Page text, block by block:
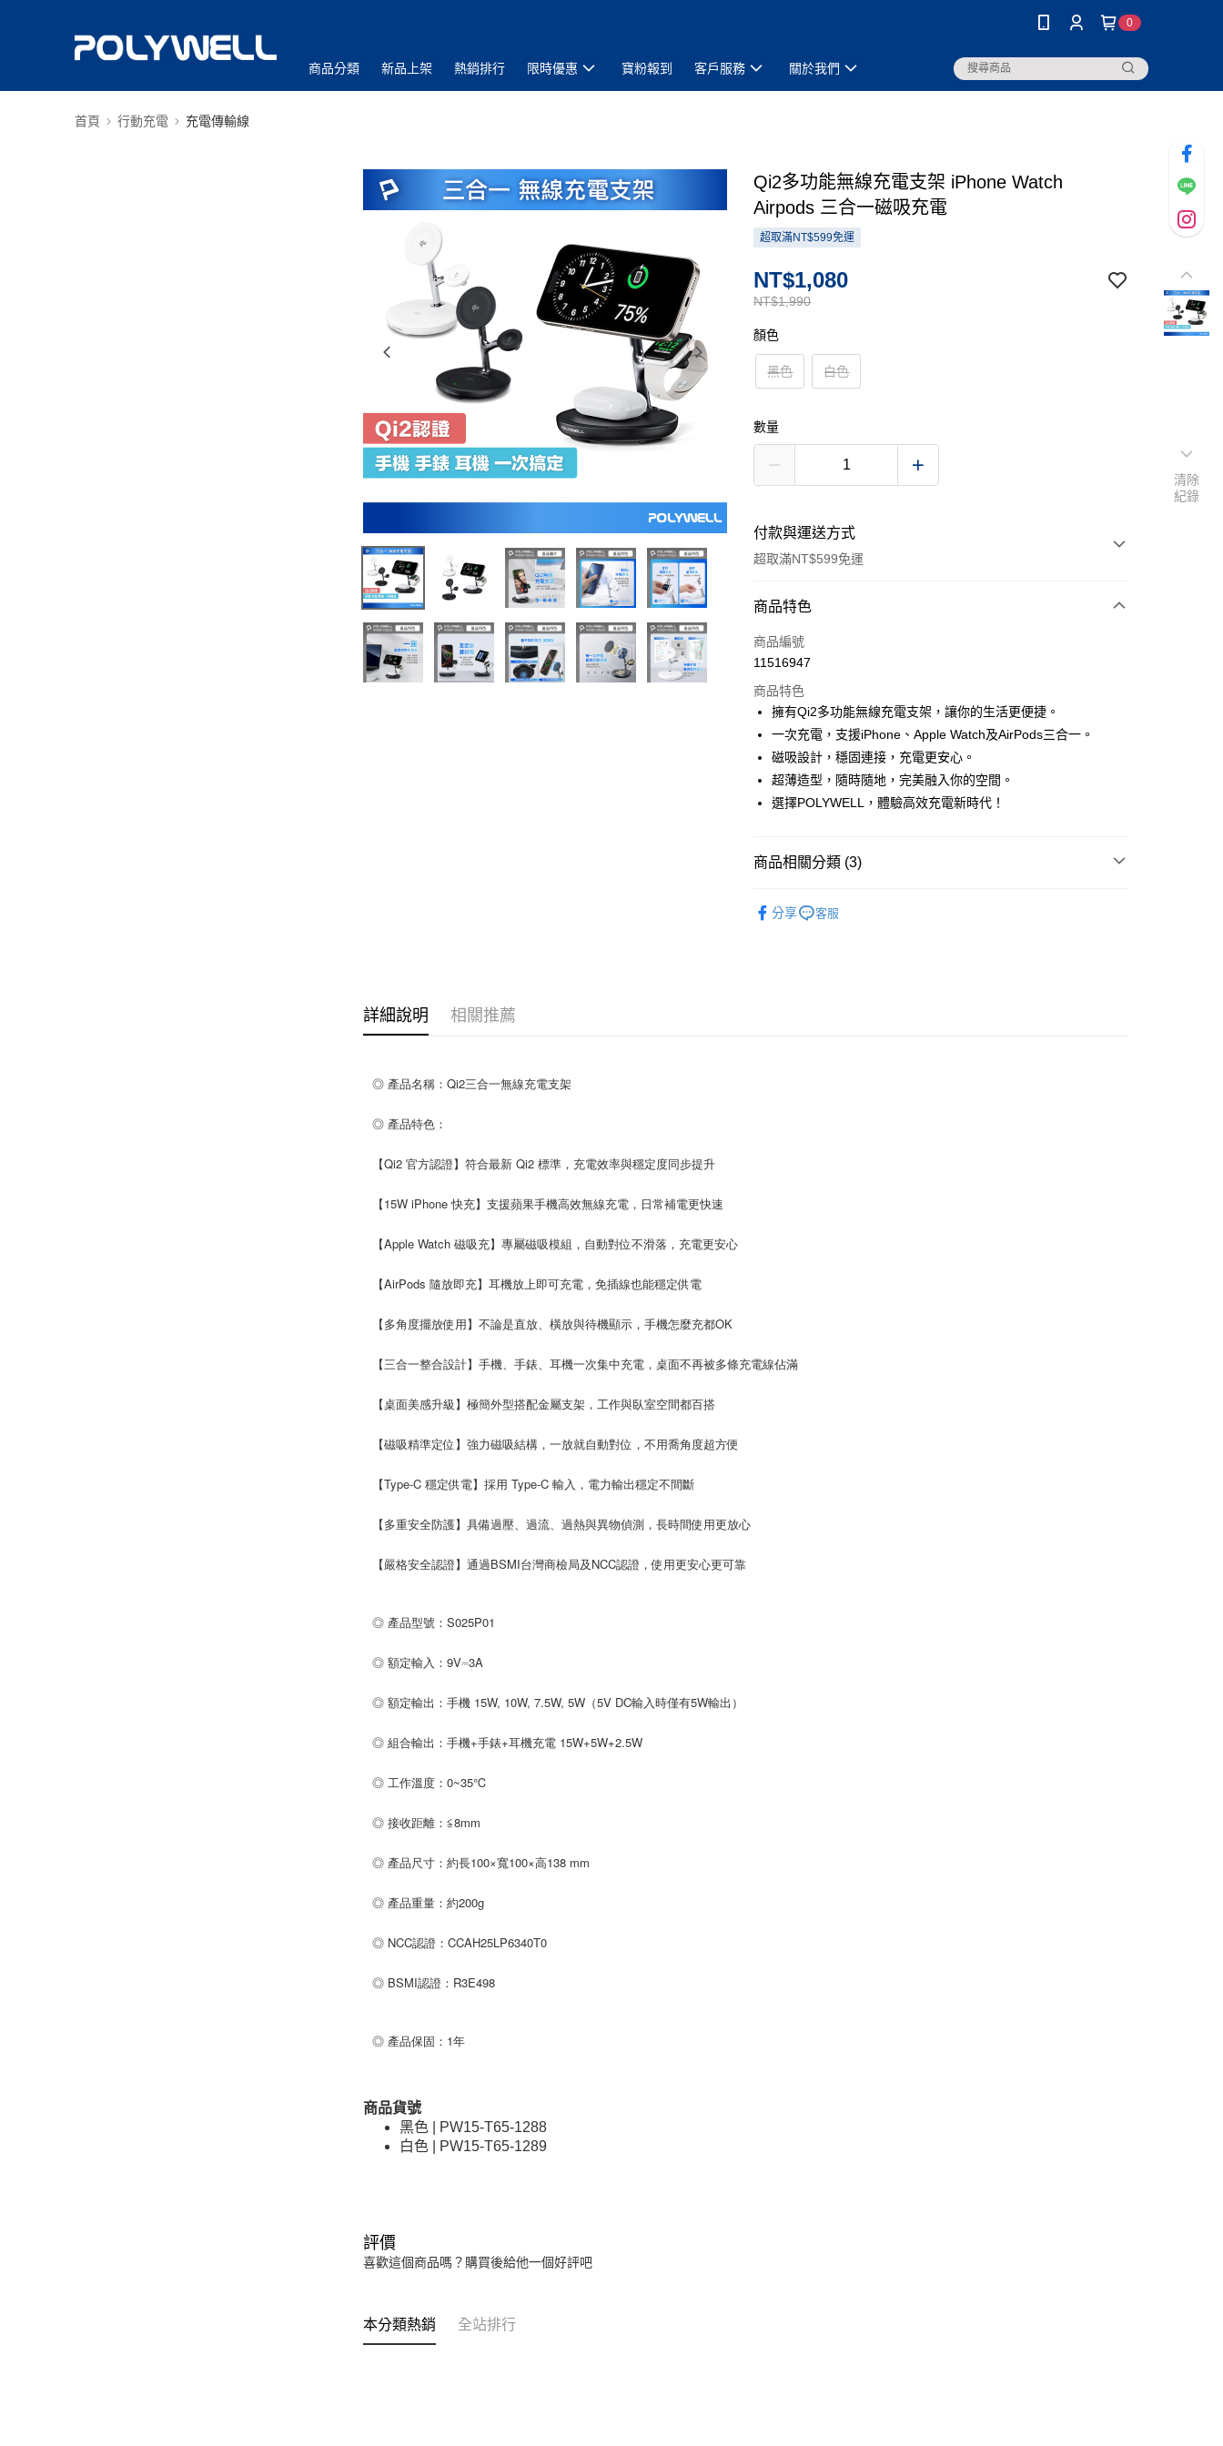
0
商品分類 新品上架 熱銷排行 限時優惠 寶粉報到 客戶服務 關於我們
首頁 行動充電 充電傳輸線
Qi2多功能無線充電支架 iPhone Watch
Airpods 三合一磁吸充電
超取滿NT$599免運
NT$1,990
NT$1,080
顏色
黑色 白色
數量
付款與運送方式
超取滿NT$599免運
付款方式
信用卡一次付款
LINE Pay
Apple Pay
街口支付
悠遊付
商品特色
商品編號
11516947
商品特色
擁有Qi2多功能無線充電支架，讓你的生活更便捷。
一次充電，支援iPhone、Apple Watch及AirPods三合一。
磁吸設計，穩固連接，充電更安心。
超薄造型，隨時隨地，完美融入你的空間。
選擇POLYWELL，體驗高效充電新時代！
商品相關分類 (3)
分享 客服
詳細說明 相關推薦
◎ 產品名稱：Qi2三合一無線充電支架
◎ 產品特色：
【Qi2 官方認證】符合最新 Qi2 標準，充電效率與穩定度同步提升
【15W iPhone 快充】支援蘋果手機高效無線充電，日常補電更快速
【Apple Watch 磁吸充】專屬磁吸模組，自動對位不滑落，充電更安心
【AirPods 隨放即充】耳機放上即可充電，免插線也能穩定供電
【多角度擺放使用】不論是直放、橫放與待機顯示，手機怎麼充都OK
【三合一整合設計】手機、手錶、耳機一次集中充電，桌面不再被多條充電線佔滿
【桌面美感升級】極簡外型搭配金屬支架，工作與臥室空間都百搭
【磁吸精準定位】強力磁吸結構，一放就自動對位，不用喬角度超方便
【Type-C 穩定供電】採用 Type-C 輸入，電力輸出穩定不間斷
【多重安全防護】具備過壓、過流、過熱與異物偵測，長時間使用更放心
【嚴格安全認證】通過BSMI台灣商檢局及NCC認證，使用更安心更可靠
◎ 產品型號：S025P01
◎ 額定輸入：9V⎓3A
◎ 額定輸出：手機 15W, 10W, 7.5W, 5W（5V DC輸入時僅有5W輸出）
◎ 組合輸出：手機+手錶+耳機充電 15W+5W+2.5W
◎ 工作溫度：0~35℃
◎ 接收距離：≦8mm
◎ 產品尺寸：約長100×寬100×高138 mm
◎ 產品重量：約200g
◎ NCC認證：CCAH25LP6340T0
◎ BSMI認證：R3E498
◎ 產品保固：1年
商品貨號
黑色 | PW15-T65-1288
白色 | PW15-T65-1289
評價
喜歡這個商品嗎？購買後給他一個好評吧
本分類熱銷 全站排行
清除
紀錄